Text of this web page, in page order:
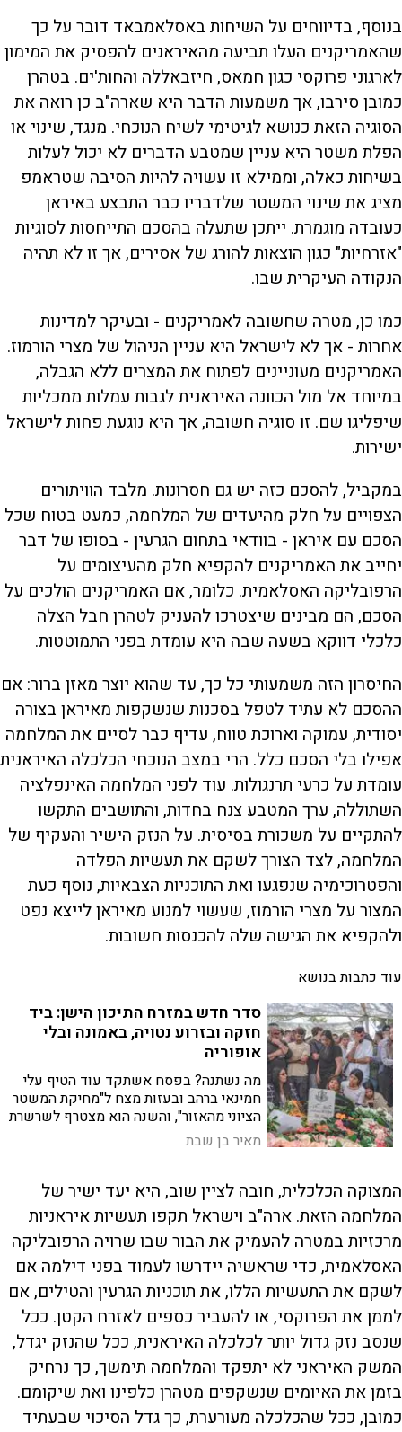
בנוסף, בדיווחים על השיחות באסלאמבאד דובר על כך
שהאמריקנים העלו תביעה מהאיראנים להפסיק את המימון
לארגוני פרוקסי כגון חמאס, חיזבאללה והחות'ים. בטהרן
כמובן סירבו, אך משמעות הדבר היא שארה"ב כן רואה את
הסוגיה הזאת כנושא לגיטימי לשיח הנוכחי. מנגד, שינוי או
הפלת משטר היא עניין שמטבע הדברים לא יכול לעלות
בשיחות כאלה, וממילא זו עשויה להיות הסיבה שטראמפ
מציג את שינוי המשטר שלדבריו כבר התבצע באיראן
כעובדה מוגמרת. ייתכן שתעלה בהסכם התייחסות לסוגיות
"אזרחיות" כגון הוצאות להורג של אסירים, אך זו לא תהיה
הנקודה העיקרית שבו.
כמו כן, מטרה שחשובה לאמריקנים - ובעיקר למדינות
אחרות - אך לא לישראל היא עניין הניהול של מצרי הורמוז.
האמריקנים מעוניינים לפתוח את המצרים ללא הגבלה,
במיוחד אל מול הכוונה האיראנית לגבות עמלות ממכליות
שיפליגו שם. זו סוגיה חשובה, אך היא נוגעת פחות לישראל
ישירות.
במקביל, להסכם כזה יש גם חסרונות. מלבד הוויתורים
הצפויים על חלק מהיעדים של המלחמה, כמעט בטוח שכל
הסכם עם איראן - בוודאי בתחום הגרעין - בסופו של דבר
יחייב את האמריקנים להקפיא חלק מהעיצומים על
הרפובליקה האסלאמית. כלומר, אם האמריקנים הולכים על
הסכם, הם מבינים שיצטרכו להעניק לטהרן חבל הצלה
כלכלי דווקא בשעה שבה היא עומדת בפני התמוטטות.
החיסרון הזה משמעותי כל כך, עד שהוא יוצר מאזן ברור: אם
ההסכם לא עתיד לטפל בסכנות שנשקפות מאיראן בצורה
יסודית, עמוקה וארוכת טווח, עדיף כבר לסיים את המלחמה
אפילו בלי הסכם כלל. הרי במצב הנוכחי הכלכלה האיראנית
עומדת על כרעי תרנגולות. עוד לפני המלחמה האינפלציה
השתוללה, ערך המטבע צנח בחדות, והתושבים התקשו
להתקיים על משכורת בסיסית. על הנזק הישיר והעקיף של
המלחמה, לצד הצורך לשקם את תעשיות הפלדה
והפטרוכימיה שנפגעו ואת התוכניות הצבאיות, נוסף כעת
המצור על מצרי הורמוז, שעשוי למנוע מאיראן לייצא נפט
ולהקפיא את הגישה שלה להכנסות חשובות.
עוד כתבות בנושא
סדר חדש במזרח התיכון הישן: ביד
חזקה ובזרוע נטויה, באמונה ובלי
אופוריה
מה נשתנה? בפסח אשתקד עוד הטיף עלי
חמינאי ברהב ובעזות מצח ל"מחיקת המשטר
הציוני מהאזור", והשנה הוא מצטרף לשרשרת
הצוררים שבכל דור ודור עמדו עלינו
לכלותנו, ונותרו כעדות אילמת לנצח ישראל
מאיר בן שבת
המצוקה הכלכלית, חובה לציין שוב, היא יעד ישיר של
המלחמה הזאת. ארה"ב וישראל תקפו תעשיות איראניות
מרכזיות במטרה להעמיק את הבור שבו שרויה הרפובליקה
האסלאמית, כדי שראשיה יידרשו לעמוד בפני דילמה אם
לשקם את התעשיות הללו, את תוכניות הגרעין והטילים, אם
לממן את הפרוקסי, או להעביר כספים לאזרח הקטן. ככל
שנסב נזק גדול יותר לכלכלה האיראנית, ככל שהנזק יגדל,
המשק האיראני לא יתפקד והמלחמה תימשך, כך נרחיק
בזמן את האיומים שנשקפים מטהרן כלפינו ואת שיקומם.
כמובן, ככל שהכלכלה מעורערת, כך גדל הסיכוי שבעתיד